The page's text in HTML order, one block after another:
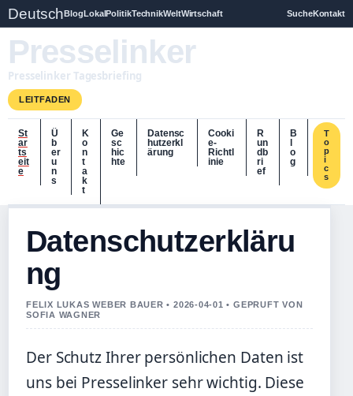
DeutschBlogLokalPolitikTechnikWeltWirtschaft SucheKontakt
Presselinker
Presselinker Tagesbriefing
LEITFADEN
St
ar
ts
eit
e
Ü
b
er
u
n
s
K
o
n
t
a
k
t
Ge
sc
hic
hte
Datensc
hutzerkl
ärung
Cooki
e-
Richtl
inie
R
un
db
ri
ef
B
o
g
T
o
p
i
c
s
Datenschutzerkläru
ng
FELIX LUKAS WEBER BAUER • 2026-04-01 • GEPRUFT VON
SOFIA WAGNER
Der Schutz Ihrer persönlichen Daten ist
uns bei Presselinker sehr wichtig. Diese